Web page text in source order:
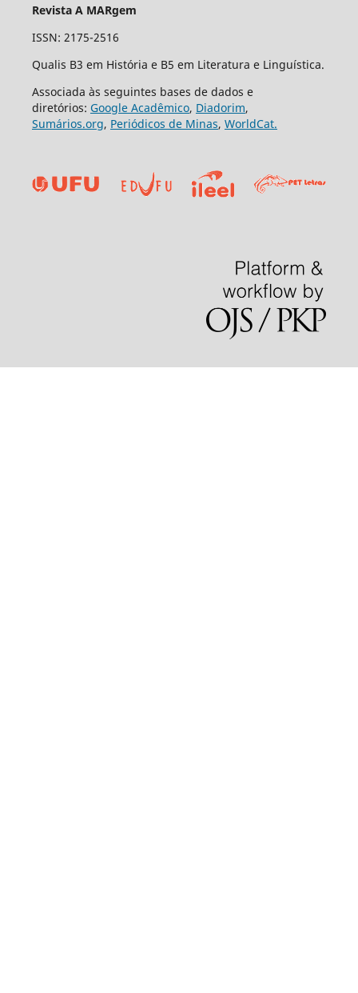
Revista A MARgem
ISSN: 2175-2516
Qualis B3 em História e B5 em Literatura e Linguística.
Associada às seguintes bases de dados e
diretórios: Google Acadêmico, Diadorim,
Sumários.org, Periódicos de Minas, WorldCat.